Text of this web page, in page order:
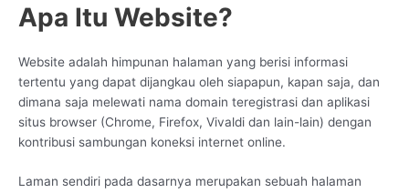
Apa Itu Website?
Website adalah himpunan halaman yang berisi informasi
tertentu yang dapat dijangkau oleh siapapun, kapan saja, dan
dimana saja melewati nama domain teregistrasi dan aplikasi
situs browser (Chrome, Firefox, Vivaldi dan lain-lain) dengan
kontribusi sambungan koneksi internet online.
Laman sendiri pada dasarnya merupakan sebuah halaman